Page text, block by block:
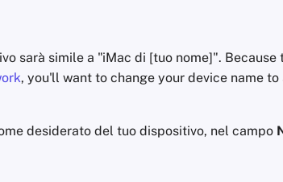
sarà simile a "iMac di [tuo nome]". Because
, you'll want to change your device name
desiderato del tuo dispositivo, nel campo